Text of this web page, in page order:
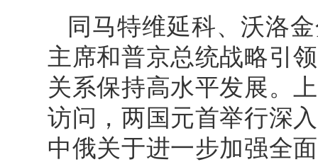
同马特维延科、沃洛
主席和普京总统战略引
关系保持高水平发展。
访问，两国元首举行深
中俄关于进一步加强全